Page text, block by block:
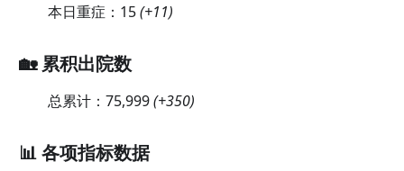
本日重症： 15(+11)
🏡 累积出院数
总累计： 75,999(+350)
📊 各项指标数据